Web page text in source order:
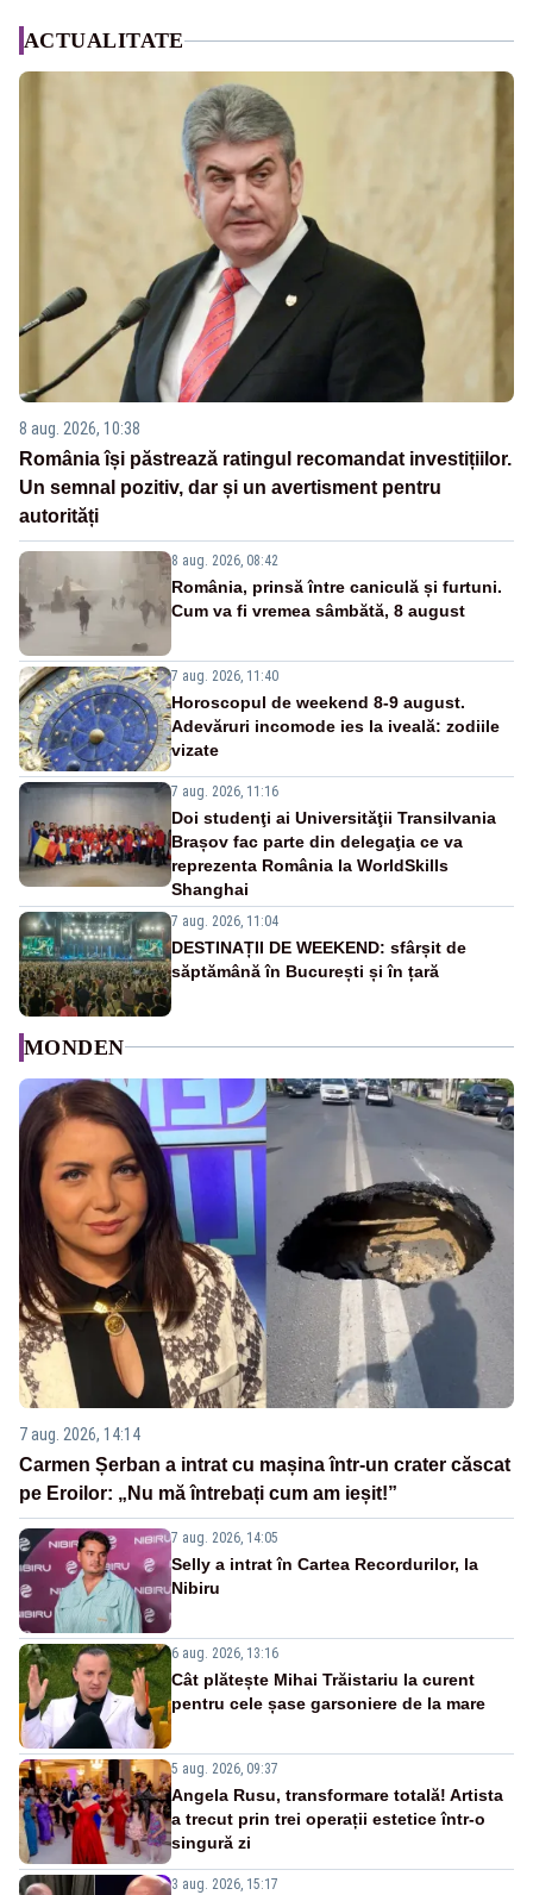
ACTUALITATE
8 aug. 2026, 10:38
România își păstrează ratingul recomandat investițiilor.
Un semnal pozitiv, dar și un avertisment pentru
autorități
8 aug. 2026, 08:42
România, prinsă între caniculă și furtuni.
Cum va fi vremea sâmbătă, 8 august
7 aug. 2026, 11:40
Horoscopul de weekend 8-9 august.
Adevăruri incomode ies la iveală: zodiile
vizate
7 aug. 2026, 11:16
Doi studenţi ai Universităţii Transilvania
Brașov fac parte din delegaţia ce va
reprezenta România la WorldSkills
Shanghai
7 aug. 2026, 11:04
DESTINAȚII DE WEEKEND: sfârșit de
săptămână în București și în țară
MONDEN
7 aug. 2026, 14:14
Carmen Șerban a intrat cu mașina într-un crater căscat
pe Eroilor: „Nu mă întrebați cum am ieșit!”
7 aug. 2026, 14:05
Selly a intrat în Cartea Recordurilor, la
Nibiru
6 aug. 2026, 13:16
Cât plătește Mihai Trăistariu la curent
pentru cele șase garsoniere de la mare
5 aug. 2026, 09:37
Angela Rusu, transformare totală! Artista
a trecut prin trei operații estetice într-o
singură zi
3 aug. 2026, 15:17